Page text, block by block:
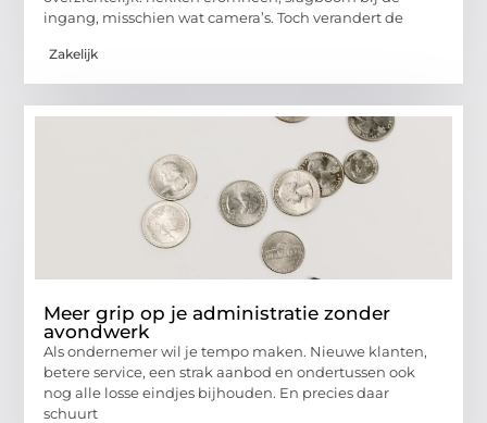
ingang, misschien wat camera’s. Toch verandert de
Zakelijk
Meer grip op je administratie zonder
avondwerk
Als ondernemer wil je tempo maken. Nieuwe klanten,
betere service, een strak aanbod en ondertussen ook
nog alle losse eindjes bijhouden. En precies daar
schuurt